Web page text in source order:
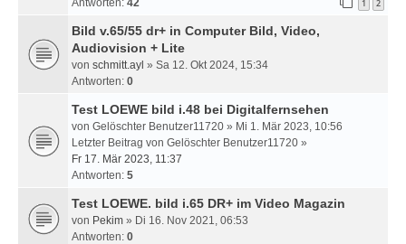
Antworten: 42 1 2
Bild v.65/55 dr+ in Computer Bild, Video,
Audiovision + Lite
von schmitt.ayl » Sa 12. Okt 2024, 15:34
Antworten: 0
Test LOEWE bild i.48 bei Digitalfernsehen
von Gelöschter Benutzer11720 » Mi 1. Mär 2023, 10:56
Letzter Beitrag von Gelöschter Benutzer11720 »
Fr 17. Mär 2023, 11:37
Antworten: 5
Test LOEWE. bild i.65 DR+ im Video Magazin
von Pekim » Di 16. Nov 2021, 06:53
Antworten: 0